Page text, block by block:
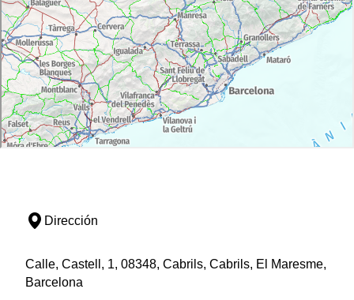
Dirección
Calle, Castell, 1, 08348, Cabrils, Cabrils, El Maresme,
Barcelona